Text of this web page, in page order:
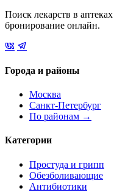
Поиск лекарств в
бронирование онлайн.
Города и районы
Москва
Санкт-Петербург
По районам →
Категории
Простуда и грипп
Обезболивающие
Антибиотики